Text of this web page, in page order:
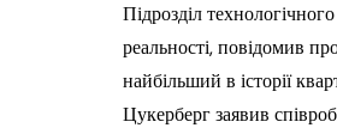
Підрозділ
реальності, повідомив
найбільший в історії
Цукерберг заявив